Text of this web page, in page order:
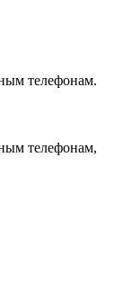
телефонам.
телефонам,